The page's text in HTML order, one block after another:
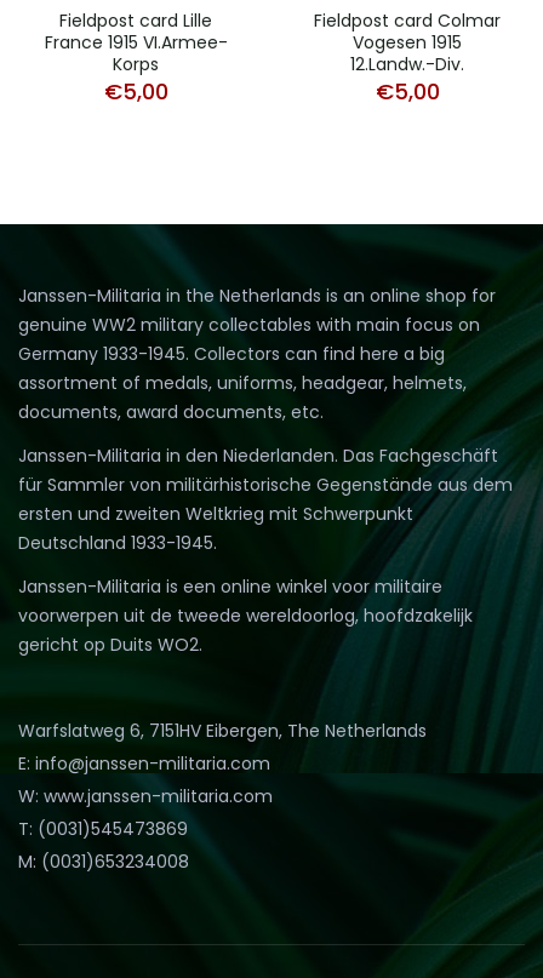
Fieldpost card Lille
France 1915 VI.Armee-
Korps
€5,00
Fieldpost card Colmar
Vogesen 1915
12.Landw.-Div.
€5,00
Janssen-Militaria in the Netherlands is an online shop for
genuine WW2 military collectables with main focus on
Germany 1933-1945. Collectors can find here a big
assortment of medals, uniforms, headgear, helmets,
documents, award documents, etc.
Janssen-Militaria in den Niederlanden. Das Fachgeschäft
für Sammler von militärhistorische Gegenstände aus dem
ersten und zweiten Weltkrieg mit Schwerpunkt
Deutschland 1933-1945.
Janssen-Militaria is een online winkel voor militaire
voorwerpen uit de tweede wereldoorlog, hoofdzakelijk
gericht op Duits WO2.
Warfslatweg 6, 7151HV Eibergen, The Netherlands
E: info@janssen-militaria.com
W: www.janssen-militaria.com
T: (0031)545473869
M: (0031)653234008